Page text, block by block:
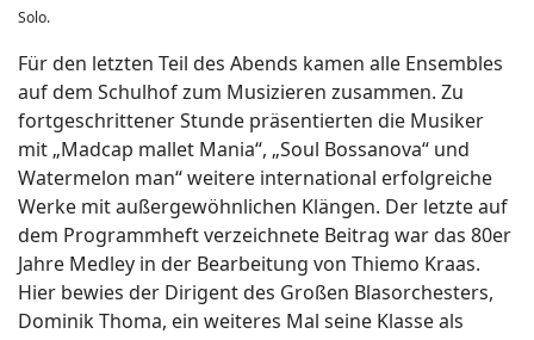
Solo.
Für den letzten Teil des Abends kamen alle Ensembles
auf dem Schulhof zum Musizieren zusammen. Zu
fortgeschrittener Stunde präsentierten die Musiker
mit „Madcap mallet Mania“, „Soul Bossanova“ und
Watermelon man“ weitere international erfolgreiche
Werke mit außergewöhnlichen Klängen. Der letzte auf
dem Programmheft verzeichnete Beitrag war das 80er
Jahre Medley in der Bearbeitung von Thiemo Kraas.
Hier bewies der Dirigent des Großen Blasorchesters,
Dominik Thoma, ein weiteres Mal seine Klasse als